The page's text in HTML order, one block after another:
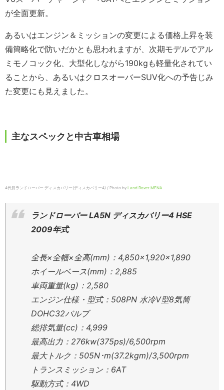
が全面更新。
あるいはエンジン＆ミッションの変更による価格上昇を装
備簡略化で防いだかとも思われますが、次期モデルでアル
ミモノコック化、大型化しながら190kgも軽量化されてい
ることから、あるいはクロスオーバーSUV化への予告じみ
た変更にも見えました。
主なスペックと中古車相場
4代目ランドローバー ディスカバリー(ディスカバリー4) / Photo by Land Rover MENA
ランドローバー LA5N ディスカバリー4 HSE
2009年式
全長×全幅×全高(mm)：4,850×1,920×1,890
ホイールベース(mm)：2,885
車両重量(kg)：2,580
エンジン仕様・型式：508PN 水冷V型8気筒
DOHC32バルブ
総排気量(cc)：4,999
最高出力：276kw(375ps)/6,500rpm
最大トルク：505N･m(37.2kgm)/3,500rpm
トランスミッション：6AT
駆動方式：4WD